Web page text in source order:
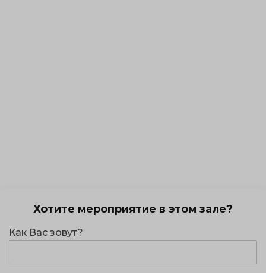
Хотите мероприятие в этом зале?
Как Вас зовут?